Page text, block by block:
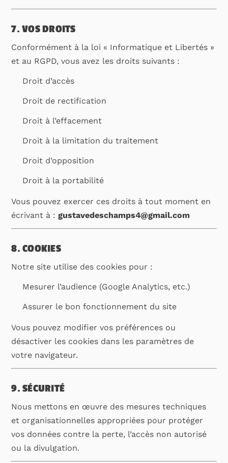
7. VOS DROITS
Conformément à la loi « Informatique et Libertés »
et au RGPD, vous avez les droits suivants :
Droit d’accès
Droit de rectification
Droit à l’effacement
Droit à la limitation du traitement
Droit d’opposition
Droit à la portabilité
Vous pouvez exercer ces droits à tout moment en
écrivant à :gustavedeschamps4@gmail.com
8. COOKIES
Notre site utilise des cookies pour :
Mesurer l’audience (Google Analytics, etc.)
Assurer le bon fonctionnement du site
Vous pouvez modifier vos préférences ou
désactiver les cookies dans les paramètres de
votre navigateur.
9. SÉCURITÉ
Nous mettons en œuvre des mesures techniques
et organisationnelles appropriées pour protéger
vos données contre la perte, l’accès non autorisé
ou la divulgation.